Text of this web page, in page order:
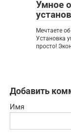
Умное
Мечтаете
Установка
просто!
Добавить
Имя